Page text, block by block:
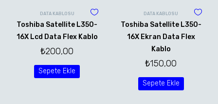
DATA KABLOSU
Toshiba Satellite L350-
16X Lcd Data Flex Kablo
₺200,00
Sepete Ekle
DATA KABLOSU
Toshiba Satellite L350-
16X Ekran Data Flex
Kablo
₺150,00
Sepete Ekle